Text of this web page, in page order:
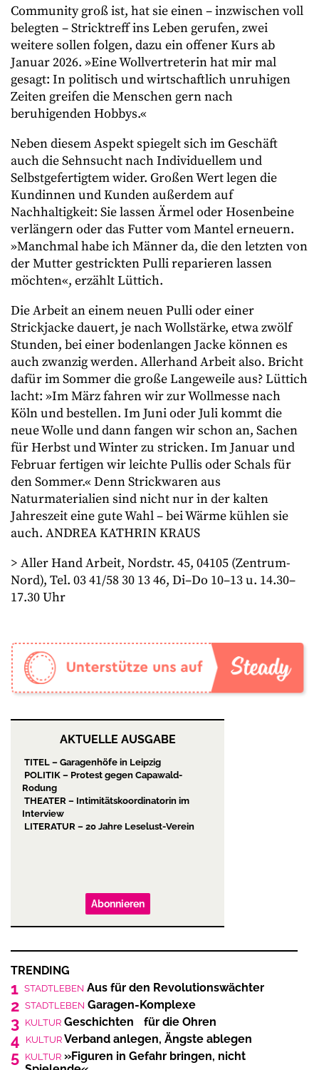
Community groß ist, hat sie einen – inzwischen voll
belegten – Stricktreff ins Leben gerufen, zwei
weitere sollen folgen, dazu ein offener Kurs ab
Januar 2026. »Eine Wollvertreterin hat mir mal
gesagt: In politisch und wirtschaftlich unruhigen
Zeiten greifen die Menschen gern nach
beruhigenden Hobbys.«
Neben diesem Aspekt spiegelt sich im Geschäft
auch die Sehnsucht nach Individuellem und
Selbstgefertigtem wider. Großen Wert legen die
Kundinnen und Kunden außerdem auf
Nachhaltigkeit: Sie lassen Ärmel oder Hosenbeine
verlängern oder das Futter vom Mantel erneuern.
»Manchmal habe ich Männer da, die den letzten von
der Mutter gestrickten Pulli reparieren lassen
möchten«, erzählt Lüttich.
Die Arbeit an einem neuen Pulli oder einer
Strickjacke dauert, je nach Wollstärke, etwa zwölf
Stunden, bei einer bodenlangen Jacke können es
auch zwanzig werden. Allerhand Arbeit also. Bricht
dafür im Sommer die große Langeweile aus? Lüttich
lacht: »Im März fahren wir zur Wollmesse nach
Köln und bestellen. Im Juni oder Juli kommt die
neue Wolle und dann fangen wir schon an, Sachen
für Herbst und Winter zu stricken. Im Januar und
Februar fertigen wir leichte Pullis oder Schals für
den Sommer.« Denn Strickwaren aus
Naturmaterialien sind nicht nur in der kalten
Jahreszeit eine gute Wahl – bei Wärme kühlen sie
auch. ANDREA KATHRIN KRAUS
> Aller Hand Arbeit, Nordstr. 45, 04105 (Zentrum-
Nord), Tel. 03 41/58 30 13 46, Di–Do 10–13 u. 14.30–
17.30 Uhr
AKTUELLE AUSGABE
TITEL – Garagenhöfe in Leipzig
POLITIK – Protest gegen Capawald-
Rodung
THEATER – Intimitätskoordinatorin im
Interview
LITERATUR – 20 Jahre Leselust-Verein
Abonnieren
TRENDING
1 STADTLEBEN Aus für den Revolutionswächter
2 STADTLEBEN Garagen-Komplexe
3 KULTUR Geschichten für die Ohren
4 KULTUR Verband anlegen, Ängste ablegen
5 KULTUR »Figuren in Gefahr bringen, nicht